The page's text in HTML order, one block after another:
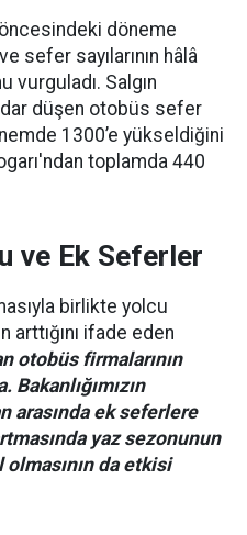
döneme
sefer sayılarının hâlâ
Salgın
düşen otobüs sefer
1300’e yükseldiğini
toplamda 440
ve Ek Seferler
birlikte yolcu
arttığını ifade eden
otobüs firmalarının
arasında ek seferlere
yaz sezonunun
da etkisi